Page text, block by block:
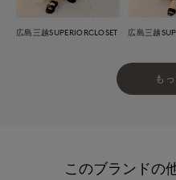
広島三越SUPERIORCLOSET 広島三越
も
このブランドの